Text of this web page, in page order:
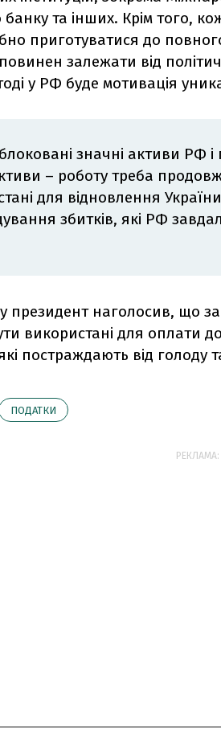
банку та інших. Крім того,
приготуватися до
залежати від
у РФ буде мотивація
значні активи РФ і
– роботу треба
для відновлення
збитків, які РФ
президент наголосив, що
використані для оплати
постраждають від голоду
ПОДАТКИ
РЕКЛАМА: